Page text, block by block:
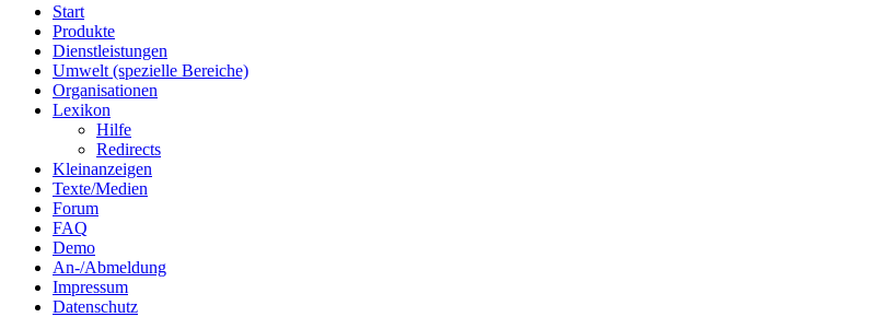
Start
Produkte
Dienstleistungen
Umwelt (spezielle Bereiche)
Organisationen
Lexikon
Hilfe
Redirects
Kleinanzeigen
Texte/Medien
Forum
FAQ
Demo
An-/Abmeldung
Impressum
Datenschutz